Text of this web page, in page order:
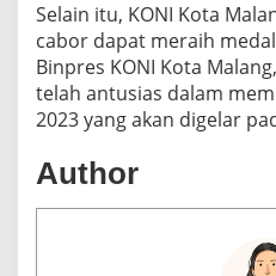
Selain itu, KONI Kota
cabor dapat meraih
Binpres KONI Kota
telah antusias dalam
2023 yang akan digelar
Author